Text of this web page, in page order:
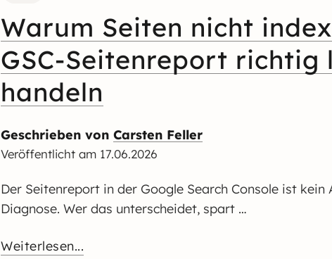
Warum Seiten nicht
GSC-Seitenreport richtig
handeln
Geschrieben von Carsten Feller
Veröffentlicht am 17.06.2026
Der Seitenreport in der Google Search Console ist kein
Diagnose. Wer das unterscheidet, spart …
Weiterlesen...